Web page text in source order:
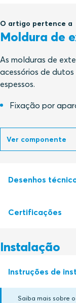
O artigo pertence a
Moldura de
As molduras de
acessórios de
espessos.
Fixação por
Ver componente
Desenhos
S1008220 GE FRAME
Certificações
Autoridade de
Deutsches Institut
Instalação
Instruções de
Saiba mais sobre